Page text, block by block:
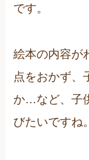
です。
絵本の内容が
点をおかず、
か…など、子
びたいですね。